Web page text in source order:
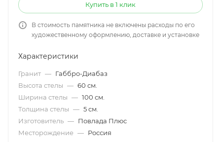
Купить в 1 клик
В стоимость памятника не включены расходы по его
художественному оформлению, доставке и установке
Характеристики
Гранит — Габбро-Диабаз
Высота стелы — 60 см.
Ширина стелы — 100 см.
Толщина стелы — 5 см.
Изготовитель — Повлада Плюс
Месторождение — Россия